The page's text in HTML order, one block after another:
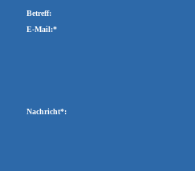
Betreff:
E-Mail:*
Nachricht*: